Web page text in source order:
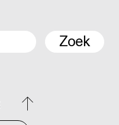
Zoek